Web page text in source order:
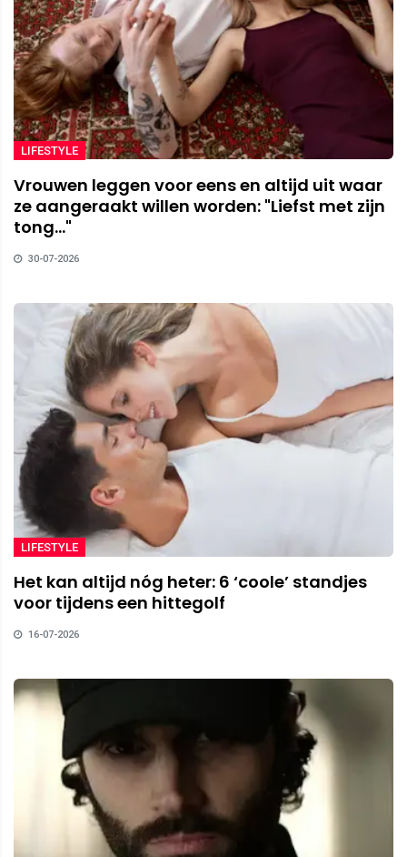
LIFESTYLE
Vrouwen leggen voor eens en altijd uit waar
ze aangeraakt willen worden: "Liefst met zijn
tong..."
30-07-2026
LIFESTYLE
Het kan altijd nóg heter: 6 ‘coole’ standjes
voor tijdens een hittegolf
16-07-2026